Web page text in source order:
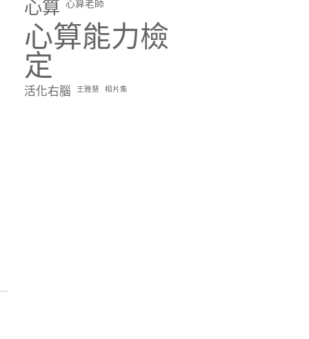
心算 心算老師
心算能力檢
定
活化右腦 王雅慧 相片集